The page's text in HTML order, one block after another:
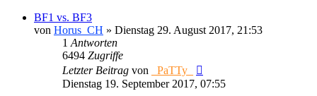
BF1 vs. BF3
von Horus_CH » Dienstag 29. August 2017, 21:53
1 Antworten
6494 Zugriffe
Letzter Beitrag von
_PaTTy_
Dienstag 19. September 2017, 07:55